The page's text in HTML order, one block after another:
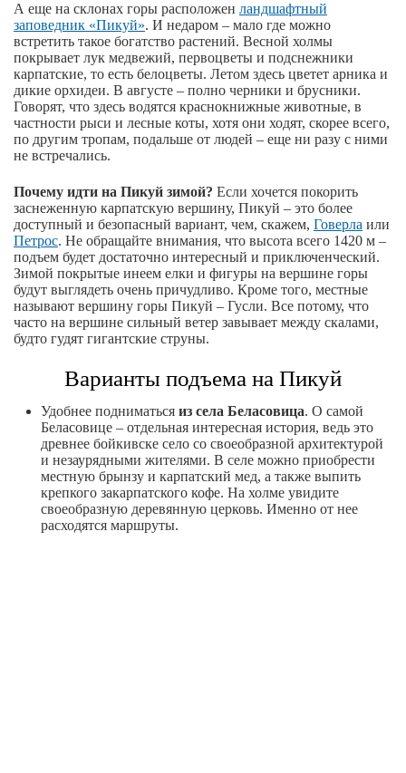
А еще на склонах горы расположен ландшафтный
заповедник «Пикуй». И недаром – мало где можно
встретить такое богатство растений. Весной холмы
покрывает лук медвежий, первоцветы и подснежники
карпатские, то есть белоцветы. Летом здесь цветет арника и
дикие орхидеи. В августе – полно черники и брусники.
Говорят, что здесь водятся краснокнижные животные, в
частности рыси и лесные коты, хотя они ходят, скорее всего,
по другим тропам, подальше от людей – еще ни разу с ними
не встречались.
Почему идти на Пикуй зимой? Если хочется покорить
заснеженную карпатскую вершину, Пикуй – это более
доступный и безопасный вариант, чем, скажем, Говерла или
Петрос. Не обращайте внимания, что высота всего 1420 м –
подъем будет достаточно интересный и приключенческий.
Зимой покрытые инеем елки и фигуры на вершине горы
будут выглядеть очень причудливо. Кроме того, местные
называют вершину горы Пикуй – Гусли. Все потому, что
часто на вершине сильный ветер завывает между скалами,
будто гудят гигантские струны.
Варианты подъема на Пикуй
Удобнее подниматься из села Беласовица. О самой
Беласовице – отдельная интересная история, ведь это
древнее бойкивске село со своеобразной архитектурой
и незаурядными жителями. В селе можно приобрести
местную брынзу и карпатский мед, а также выпить
крепкого закарпатского кофе. На холме увидите
своеобразную деревянную церковь. Именно от нее
расходятся маршруты.